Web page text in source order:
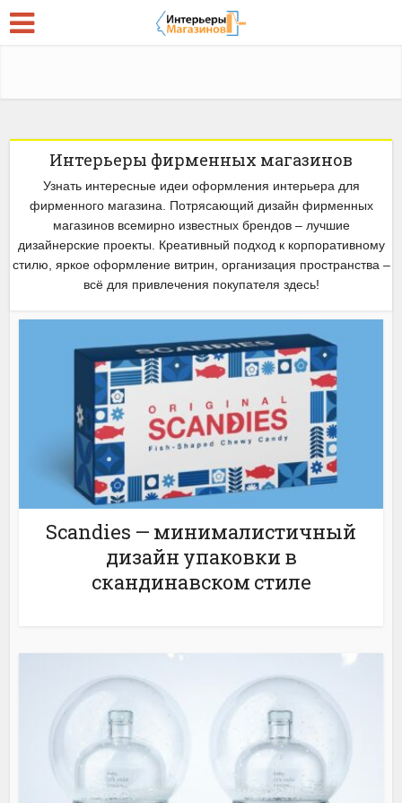
Интерьеры фирменных магазинов
Узнать интересные идеи оформления интерьера для
фирменного магазина. Потрясающий дизайн фирменных
магазинов всемирно известных брендов – лучшие
дизайнерские проекты. Креативный подход к корпоративному
стилю, яркое оформление витрин, организация пространства –
всё для привлечения покупателя здесь!
Scandies — минималистичный
дизайн упаковки в
скандинавском стиле